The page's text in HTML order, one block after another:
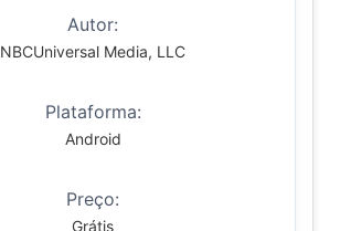
Autor:
NBCUniversal Media, LLC
Plataforma:
Android
Preço:
Grátis